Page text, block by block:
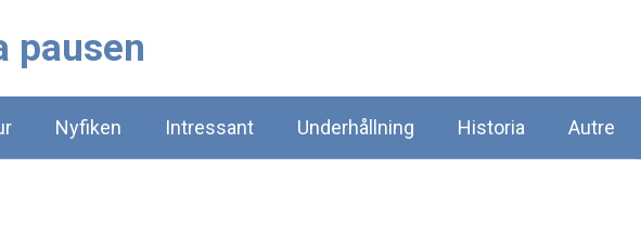
pausen
Nyfiken Intressant Underhållning Historia Autre